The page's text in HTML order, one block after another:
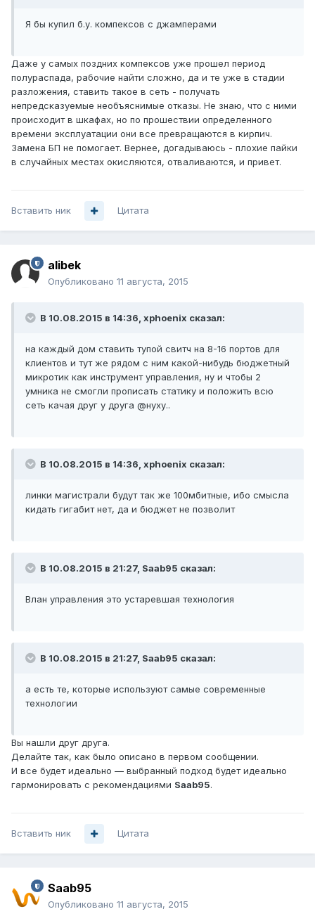
Я бы купил б.у. компексов с джамперами
Даже у самых поздних компексов уже прошел период
полураспада, рабочие найти сложно, да и те уже в стадии
разложения, ставить такое в сеть - получать
непредсказуемые необъяснимые отказы. Не знаю, что с ними
происходит в шкафах, но по прошествии определенного
времени эксплуатации они все превращаются в кирпич.
Замена БП не помогает. Вернее, догадываюсь - плохие пайки
в случайных местах окисляются, отваливаются, и привет.
Вставить ник Цитата
alibek
Опубликовано 11 августа, 2015
В 10.08.2015 в 14:36, xphoenix сказал:
на каждый дом ставить тупой свитч на 8-16 портов для
клиентов и тут же рядом с ним какой-нибудь бюджетный
микротик как инструмент управления, ну и чтобы 2
умника не смогли прописать статику и положить всю
сеть качая друг у друга @нуху..
В 10.08.2015 в 14:36, xphoenix сказал:
линки магистрали будут так же 100мбитные, ибо смысла
кидать гигабит нет, да и бюджет не позволит
В 10.08.2015 в 21:27, Saab95 сказал:
Влан управления это устаревшая технология
В 10.08.2015 в 21:27, Saab95 сказал:
а есть те, которые используют самые современные
технологии
Вы нашли друг друга.
Делайте так, как было описано в первом сообщении.
И все будет идеально — выбранный подход будет идеально
гармонировать с рекомендациями Saab95.
Вставить ник Цитата
Saab95
Опубликовано 11 августа, 2015